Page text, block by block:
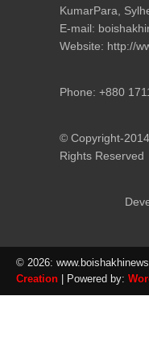
KumarPara,
E-mail:
Website: http://
Phone: +880
© Copyright-
Rights Reserved
© 2026:
Creation | Powered by: